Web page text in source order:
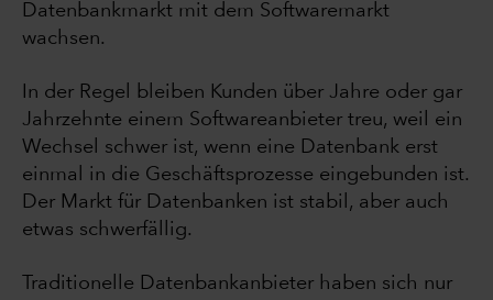
Datenbankmarkt mit dem Softwaremarkt
wachsen.
In der Regel bleiben Kunden über Jahre oder gar
Jahrzehnte einem Softwareanbieter treu, weil ein
Wechsel schwer ist, wenn eine Datenbank erst
einmal in die Geschäftsprozesse eingebunden ist.
Der Markt für Datenbanken ist stabil, aber auch
etwas schwerfällig.
Traditionelle Datenbankanbieter haben sich nur